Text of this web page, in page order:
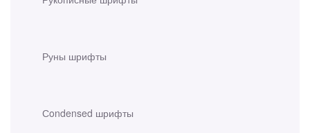
Руны шрифты
Сondensed шрифты